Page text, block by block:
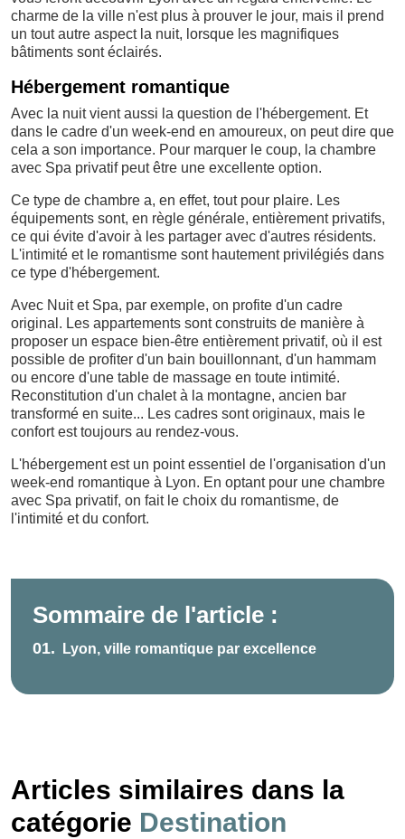
charme de la ville n'est plus à prouver le jour, mais il prend
un tout autre aspect la nuit, lorsque les magnifiques
bâtiments sont éclairés.
Hébergement romantique
Avec la nuit vient aussi la question de l'hébergement. Et
dans le cadre d'un week-end en amoureux, on peut dire que
cela a son importance. Pour marquer le coup, la chambre
avec Spa privatif peut être une excellente option.
Ce type de chambre a, en effet, tout pour plaire. Les
équipements sont, en règle générale, entièrement privatifs,
ce qui évite d'avoir à les partager avec d'autres résidents.
L'intimité et le romantisme sont hautement privilégiés dans
ce type d'hébergement.
Avec Nuit et Spa, par exemple, on profite d'un cadre
original. Les appartements sont construits de manière à
proposer un espace bien-être entièrement privatif, où il est
possible de profiter d'un bain bouillonnant, d'un hammam
ou encore d'une table de massage en toute intimité.
Reconstitution d'un chalet à la montagne, ancien bar
transformé en suite... Les cadres sont originaux, mais le
confort est toujours au rendez-vous.
L'hébergement est un point essentiel de l'organisation d'un
week-end romantique à Lyon. En optant pour une chambre
avec Spa privatif, on fait le choix du romantisme, de
l'intimité et du confort.
Sommaire de l'article :
01. Lyon, ville romantique par excellence
Articles similaires dans la
catégorie Destination